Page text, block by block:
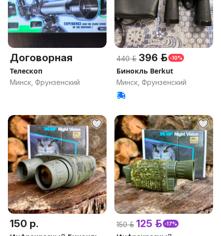
Договорная
Телескоп
Минск, Фрунзенский
440 р. 396 р. -10%
Бинокль Berkut
Минск, Фрунзенский
150 р. 150 р. 125 р. -17%